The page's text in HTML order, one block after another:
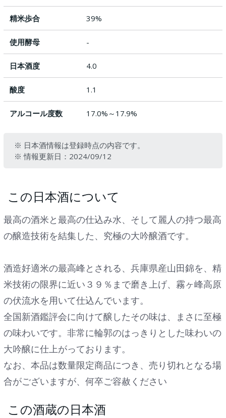
精米歩合 39%
使用酵母 -
日本酒度 4.0
酸度 1.1
アルコール度数 17.0%～17.9%
※ 日本酒情報は登録時点の内容です。
※ 情報更新日：2024/09/12
この日本酒について
最高の酒米と最高の仕込み水、そして麗人の持つ最高
の醸造技術を結集した、究極の大吟醸酒です。
酒造好適米の最高峰とされる、兵庫県産山田錦を、精
米技術の限界に近い３９％まで磨き上げ、霧ヶ峰高原
の伏流水を用いて仕込んでいます。
全国新酒鑑評会に向けて醸したその味は、まさに至極
の味わいです。非常に輪郭のはっきりとした味わいの
大吟醸に仕上がっております。
なお、本品は数量限定商品につき、売り切れとなる場
合がございますが、何卒ご容赦ください
この酒蔵の日本酒